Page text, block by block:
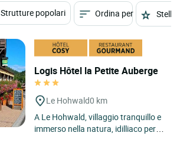
Strutture popolari Ordina per Stelle
Logis Hôtel la Petite Auberge
Le Hohwald0 km
A Le Hohwald, villaggio tranquillo e
immerso nella natura, idilliaco per le